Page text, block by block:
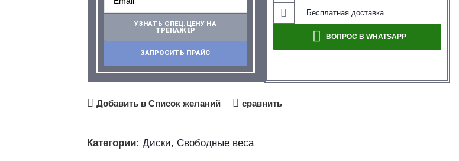
УЗНАТЬ СПЕЦ.ЦЕНУ НА
ТРЕНАЖЕР
ЗАПРОСИТЬ ПРАЙС
Бесплатная доставка
ВОПРОС В WHATSAPP
Добавить в Список желаний сравнить
Категории: Диски, Свободные веса